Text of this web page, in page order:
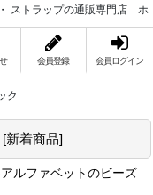
ストラップの通販専門店 ホ
会員登録 会員ログイン
ク
[新着商品]
ルファベットのビーズ